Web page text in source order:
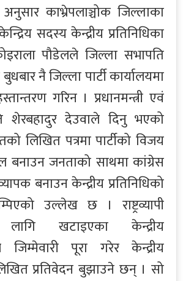
काभ्रेपलाञ्चोक जिल्लाका
सदस्य केन्द्रीय प्रतिनिधिका
पौडेलले जिल्ला सभापति
नै जिल्ला पार्टी कार्यालयमा
गरिन । प्रधानमन्त्री एवं
शेरबहादुर देउवाले दिनु भएको
लिखित पत्रमा पार्टीको विजय
जनताको साथमा कांग्रेस
बनाउन केन्द्रीय प्रतिनिधिको
उल्लेख छ । राष्ट्रव्यापी
लागि खटाइएका केन्द्रीय
जिम्मेवारी पूरा गरेर केन्द्रीय
प्रतिवेदन बुझाउने छन् । सो